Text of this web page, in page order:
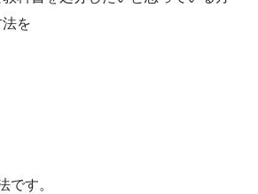
を
です。